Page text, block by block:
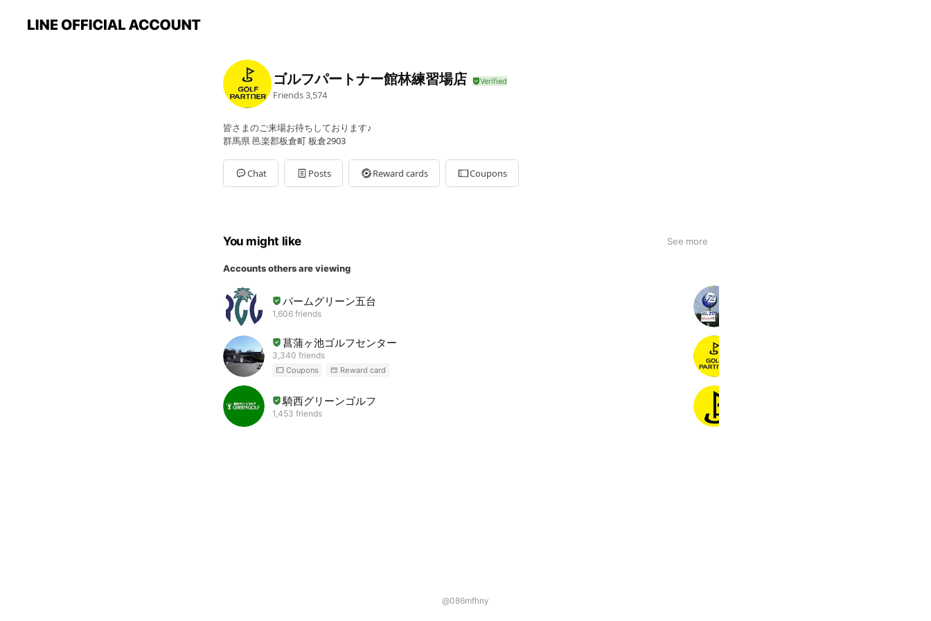
ゴルフパートナー館林練習場店
Friends3,574
皆さまのご来場お待ちしております♪
群馬県 邑楽郡板倉町 板倉2903
Chat Posts Reward cards Coupons
You might like See more
Accounts others are viewing
パームグリーン五台
1,606 friends
菖蒲ヶ池ゴルフセンター
3,340 friends
Coupons Reward card
騎西グリーンゴルフ
1,453 friends
@086mfhny